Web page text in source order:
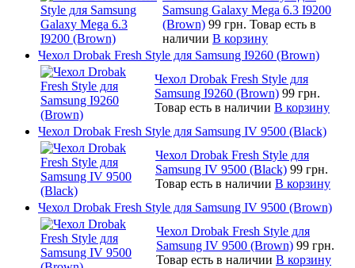
Samsung Galaxy Mega 6.3 I9200
(Brown) 99 грн. Товар есть в
наличии В корзину
Чехол Drobak Fresh Style для Samsung I9260 (Brown)
Чехол Drobak Fresh Style для
Samsung I9260 (Brown) 99 грн.
Товар есть в наличии В корзину
Чехол Drobak Fresh Style для Samsung IV 9500 (Black)
Чехол Drobak Fresh Style для
Samsung IV 9500 (Black) 99 грн.
Товар есть в наличии В корзину
Чехол Drobak Fresh Style для Samsung IV 9500 (Brown)
Чехол Drobak Fresh Style для
Samsung IV 9500 (Brown) 99 грн.
Товар есть в наличии В корзину